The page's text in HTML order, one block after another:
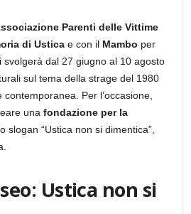
Parenti delle Vittime
di Usticae con il Mambo per
svolgerà dal 27 giugno al 10 agosto
sul tema della strage del 1980
Per l’occasione,
una fondazione per la
“Ustica non si dimentica”,
Ustica non si